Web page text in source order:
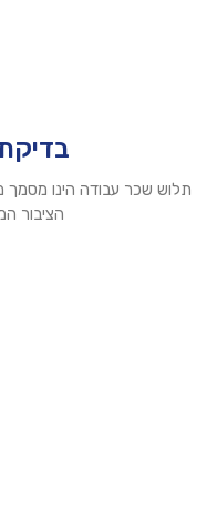
תלוש שכר עבודה הינו מסמך
הציבור